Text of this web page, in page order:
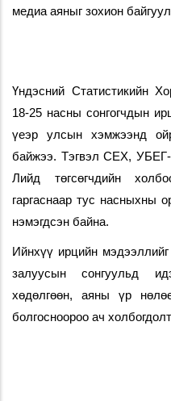
медиа аяныг зохион
Үндэсний Статистикийн
18-25 насны сонгогчдын
үеэр улсын хэмжээнд
байжээ. Тэгвэл СЕХ,
Лийд төгсөгчдийн
гаргаснаар тус насныхны
нэмэгдсэн байна.
Ийнхүү ирцийн
залуусын сонгуульд
хөдөлгөөн, аяны үр
болгосноороо ач